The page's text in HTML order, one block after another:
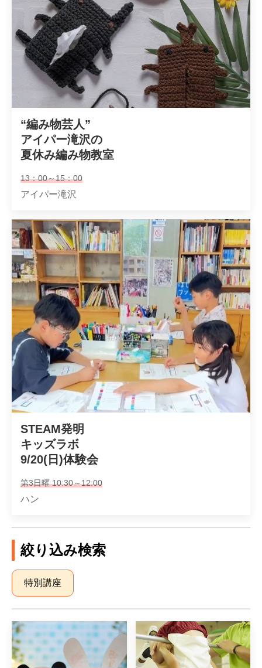
“編み物芸人”
アイパー滝沢の
夏休み編み物教室
13：00～15：00
アイパー滝沢
STEAM発明
キッズラボ
9/20(日)体験会
第3日曜 10:30～12:00
ハン
絞り込み検索
特別講座